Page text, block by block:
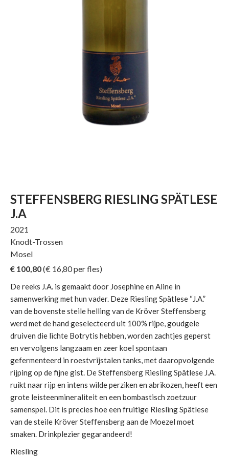
STEFFENSBERG RIESLING SPÄTLESE
J.A
2021
Knodt-Trossen
Mosel
€ 100,80(€ 16,80per fles)
De reeks J.A. is gemaakt door Josephine en Aline in
samenwerking met hun vader. Deze Riesling Spätlese “J.A.”
van de bovenste steile helling van de Kröver Steffensberg
werd met de hand geselecteerd uit 100% rijpe, goudgele
druiven die lichte Botrytis hebben, worden zachtjes geperst
en vervolgens langzaam en zeer koel spontaan
gefermenteerd in roestvrijstalen tanks, met daaropvolgende
rijping op de fijne gist. De Steffensberg Riesling Spätlese J.A.
ruikt naar rijp en intens wilde perziken en abrikozen, heeft een
grote leisteenmineraliteit en een bombastisch zoetzuur
samenspel. Dit is precies hoe een fruitige Riesling Spätlese
van de steile Kröver Steffensberg aan de Moezel moet
smaken. Drinkplezier gegarandeerd!
Riesling